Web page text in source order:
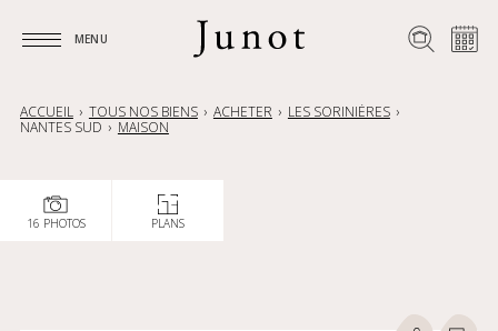
MENU
ACCUEIL TOUS NOS BIENS ACHETER
LES SORINIÈRES
NANTES SUD
MAISON
16 PHOTOS PLANS